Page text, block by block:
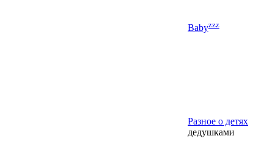
Babyzzz
Разное о детях
дедушками